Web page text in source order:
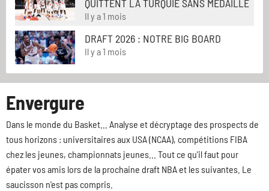
QUITTENT LA TURQUIE SANS MÉDAILLE
Il y a 1 mois
DRAFT 2026 : NOTRE BIG BOARD
Il y a 1 mois
Envergure
Dans le monde du Basket... Analyse et décryptage des prospects de
tous horizons : universitaires aux USA (NCAA), compétitions FIBA
chez les jeunes, championnats jeunes... Tout ce qu'il faut pour
épater vos amis lors de la prochaine draft NBA et les suivantes. Le
saucisson n'est pas compris.